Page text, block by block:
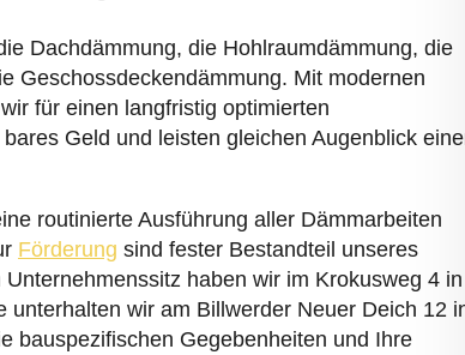
Dachdämmung, die Hohlraumdämmung, die
Geschossdeckendämmung. Mit modernen
für einen langfristig optimierten
Geld und leisten gleichen Augenblick einen
Förderungsind fester Bestandteil unseres
haben wir im Krokusweg 4 in
unterhalten wir am Billwerder Neuer Deich 12 in
bauspezifischen Gegebenheiten und Ihre
an dem wir uns orientieren. Wir informieren